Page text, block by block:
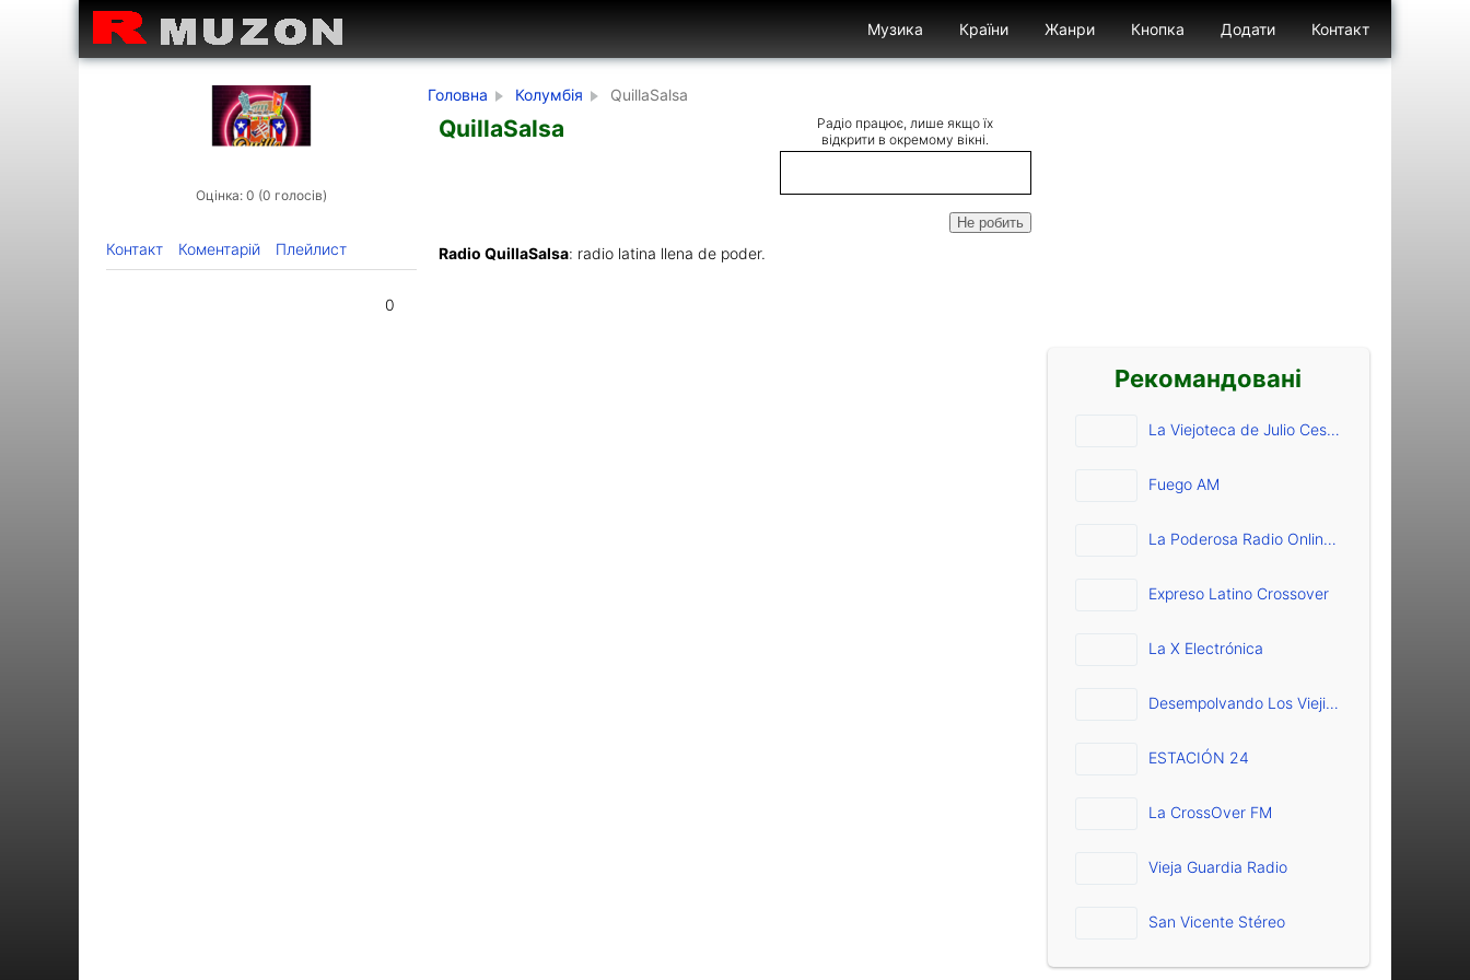
Музика Країни Жанри Кнопка Додати Контакт
Оцінка: 0 (0 голосів)
Контакт Коментарій Плейлист
0
Головна Колумбія QuillaSalsa
QuillaSalsa
Радіо працює, лише якщо їх
відкрити в окремому вікні.
Не робить
Radio QuillaSalsa: radio latina llena de poder.
Рекомандовані
La Viejoteca de Julio Cesar Uchima
Fuego AM
La Poderosa Radio Online Vallenato
Expreso Latino Crossover
La X Electrónica
Desempolvando Los Viejitos
ESTACIÓN 24
La CrossOver FM
Vieja Guardia Radio
San Vicente Stéreo